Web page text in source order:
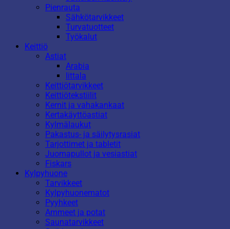
Pienrauta
Sähkötarvikkeet
Turvatuotteet
Työkalut
Keittiö
Astiat
Arabia
Iittala
Keittiötarvikkeet
Keittiötekstiilit
Kernit ja vahakankaat
Kertakäyttöastiat
Kylmälaukut
Pakastus- ja säilytysrasiat
Tarjottimet ja tabletit
Juomapullot ja vesiastiat
Fiskars
Kylpyhuone
Tarvikkeet
Kylpyhuonematot
Pyyhkeet
Ammeet ja potat
Saunatarvikkeet